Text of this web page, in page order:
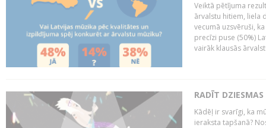
Veiktā pētījuma
ārvalstu hitiem, liela
vecumā uzsvēruši,
precīzi puse (50%)
vairāk klausās
RADĪT
Kādēļ ir svarīgi, ka
ieraksta tapšanā?